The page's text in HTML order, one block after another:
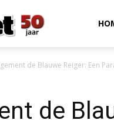
Magazine
de Blauwe Reiger: Een
de